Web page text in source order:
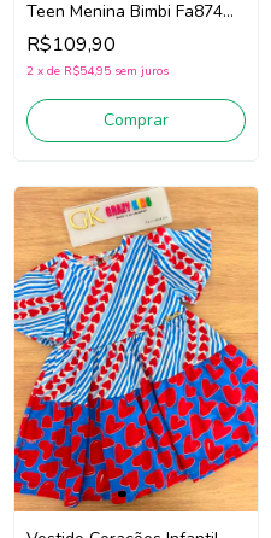
Teen Menina Bimbi Fa874
(Rosa)
R$109,90
2 x de R$54,95 sem juros
Comprar